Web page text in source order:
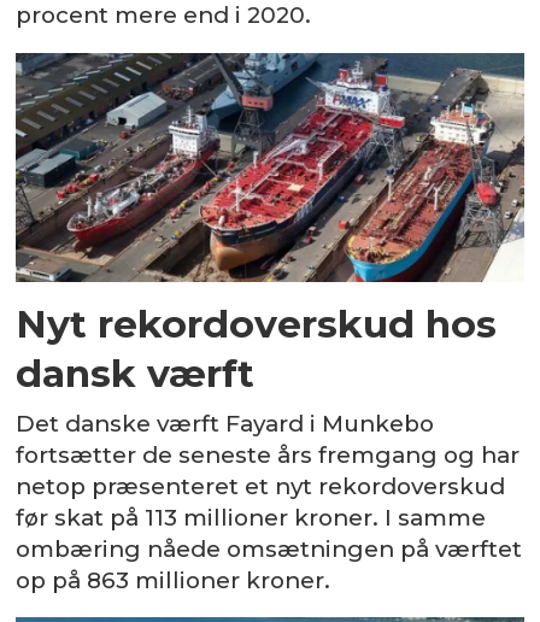
procent mere end i 2020.
Nyt rekordoverskud hos
dansk værft
Det danske værft Fayard i Munkebo
fortsætter de seneste års fremgang og har
netop præsenteret et nyt rekordoverskud
før skat på 113 millioner kroner. I samme
ombæring nåede omsætningen på værftet
op på 863 millioner kroner.